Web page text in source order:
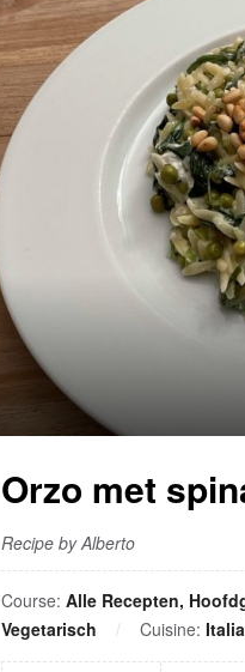
Orzo met
Recipe by Alberto
Course: Alle Recepten,
Vegetarisch
Cuisine: